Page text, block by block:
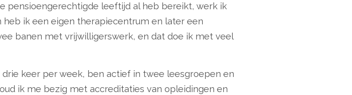
pensioengerechtigde leeftijd al heb bereikt, werk ik
ik een eigen therapiecentrum en later een
banen met vrijwilligerswerk, en dat doe ik met veel
drie keer per week, ben actief in twee leesgroepen en
ik me bezig met accreditaties van opleidingen en